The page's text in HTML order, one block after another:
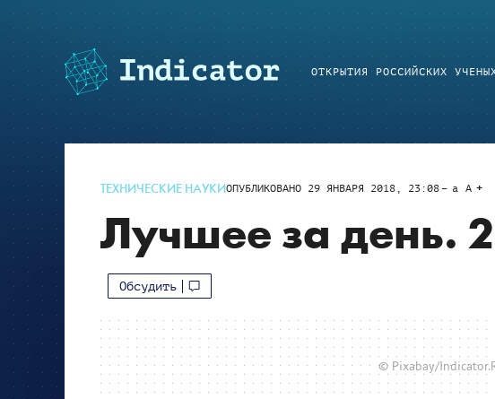
ОТКРЫТИЯ РОССИЙСКИХ
ТЕХНИЧЕСКИЕ НАУКИОПУБЛИКОВАНО 29 ЯНВАРЯ 2018, 23:08 a A
Лучшее за день.
Обсудить
© Pixabay/